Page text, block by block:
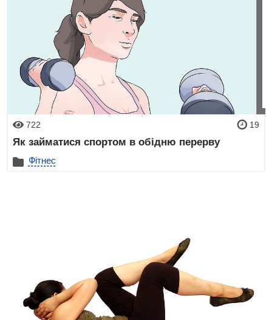
722 19
Як займатися спортом в обідню перерву
Фітнес